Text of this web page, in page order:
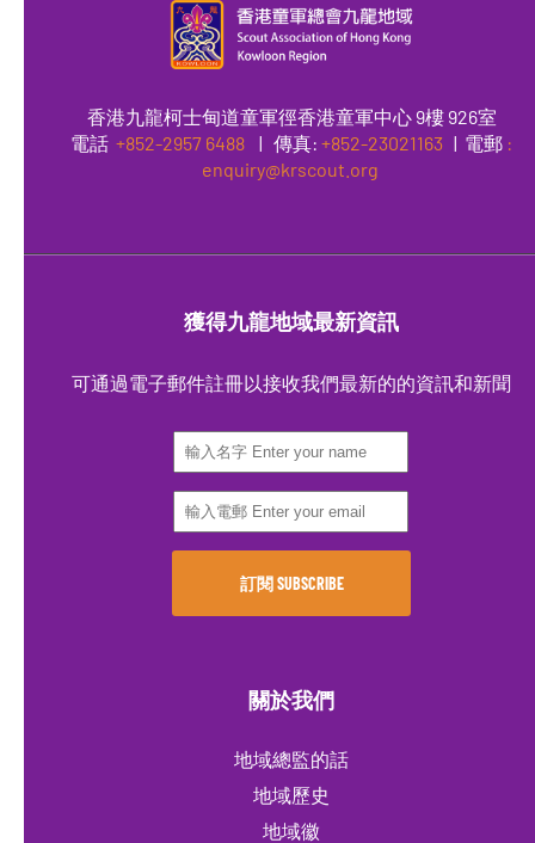
香港九龍柯士甸道童軍徑香港童軍中心 9樓 926室
電話 +852-2957 6488 | 傳真: +852-23021163 | 電郵 :
enquiry@krscout.org
獲得九龍地域最新資訊
可通過電子郵件註冊以接收我們最新的的資訊和新聞
關於我們
地域總監的話
地域歷史
地域徽